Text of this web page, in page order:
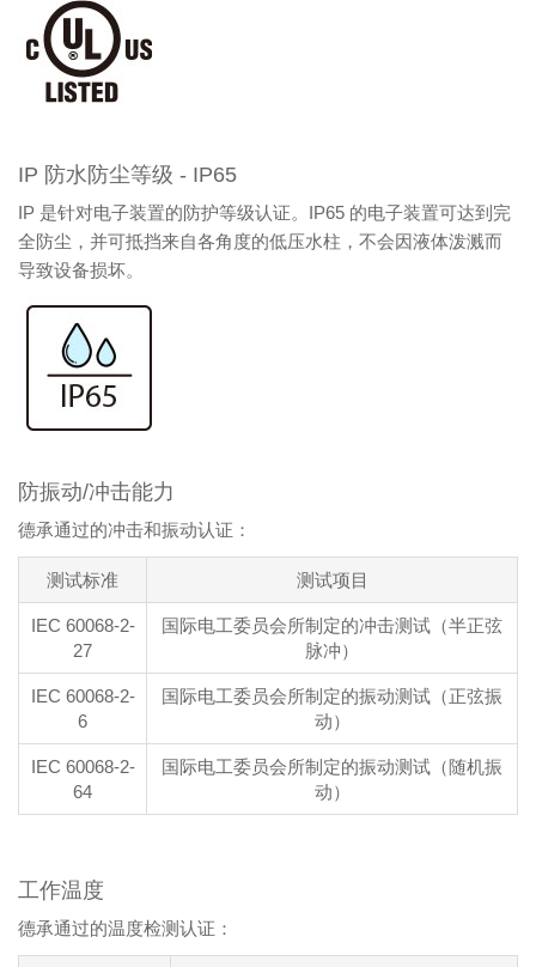
IP 防水防尘等级 - IP65
IP 是针对电子装置的防护等级认证。IP65 的电子装置可达到完
全防尘，并可抵挡来自各角度的低压水柱，不会因液体泼溅而
导致设备损坏。
防振动/冲击能力
德承通过的冲击和振动认证：
测试标准 测试项目
IEC 60068-2-
27
国际电工委员会所制定的冲击测试（半正弦
脉冲）
IEC 60068-2-
6
国际电工委员会所制定的振动测试（正弦振
动）
IEC 60068-2-
64
国际电工委员会所制定的振动测试（随机振
动）
工作温度
德承通过的温度检测认证：